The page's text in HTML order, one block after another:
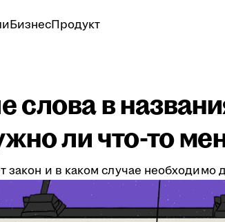
БизнесПродукт
слова в
ли что-то
закон и в каком случае необходимо